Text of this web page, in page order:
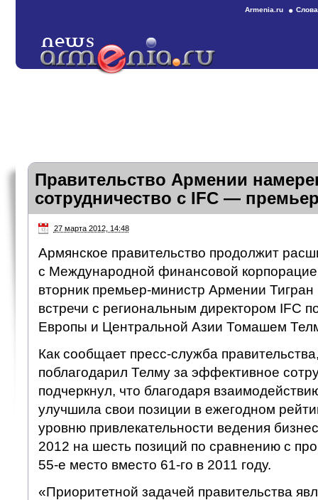
Armenia.ru
Правительство Армении
сотрудничество с IFC —
27 марта 2012, 14:48
Армянское правительство продолжит
с Международной финансовой
вторник премьер-министр Армении Тигран
встречи с региональным директором IFC
Европы и Центральной Азии Томашем
Как сообщает пресс-служба
поблагодарил Телму за эффективное
подчеркнул, что благодаря
улучшила свои позиции в ежегодном
уровню привлекательности ведения
2012 на шесть позиций по сравнению с
55-е место вместо 61-го в 2011 году.
«Приоритетной задачей правительства